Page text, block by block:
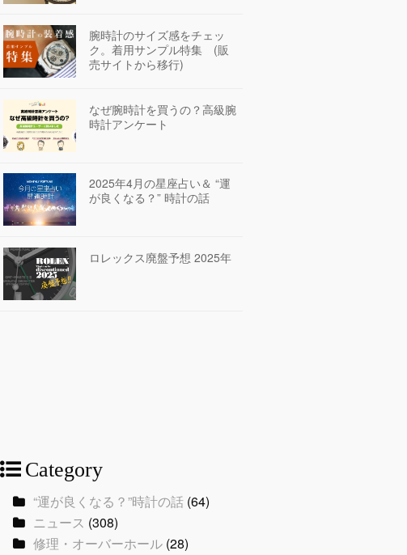
腕時計のサイズ感をチェッ
ク。着用サンプル特集 (販
売サイトから移行)
なぜ腕時計を買うの？高級腕
時計アンケート
2025年4月の星座占い＆ “運
が良くなる？” 時計の話
ロレックス廃盤予想 2025年
Category
“運が良くなる？”時計の話(64)
ニュース (308)
修理・オーバーホール(28)